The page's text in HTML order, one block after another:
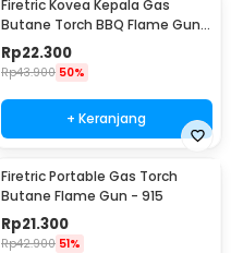
Firetric Kovea Kepala Gas
Butane Torch BBQ Flame Gun -
KT-2104
Rp22.300
Rp43.900 50%
+ Keranjang
Firetric Portable Gas Torch
Butane Flame Gun - 915
Rp21.300
Rp42.900 51%